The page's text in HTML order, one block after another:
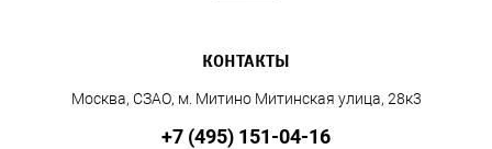
КОНТАКТЫ
Москва, СЗАО, м. Митино Митинская улица, 28к3
+7 (495) 151-04-16